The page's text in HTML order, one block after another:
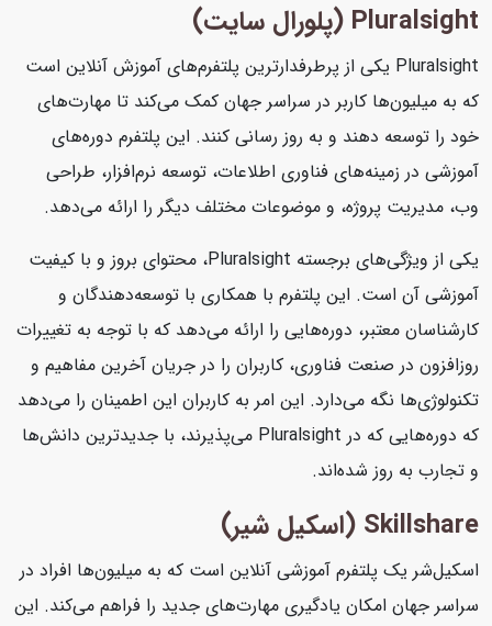
Pluralsight (پلورال سایت)
Pluralsight یکی از پرطرفدارترین پلتفرم‌های آموزش آنلاین است
که به میلیون‌ها کاربر در سراسر جهان کمک می‌کند تا مهارت‌های
خود را توسعه دهند و به روز رسانی کنند. این پلتفرم دوره‌های
آموزشی در زمینه‌های فناوری اطلاعات، توسعه نرم‌افزار، طراحی
وب، مدیریت پروژه، و موضوعات مختلف دیگر را ارائه می‌دهد.
یکی از ویژگی‌های برجسته Pluralsight، محتوای بروز و با کیفیت
آموزشی آن است. این پلتفرم با همکاری با توسعه‌دهندگان و
کارشناسان معتبر، دوره‌هایی را ارائه می‌دهد که با توجه به تغییرات
روزافزون در صنعت فناوری، کاربران را در جریان آخرین مفاهیم و
تکنولوژی‌ها نگه می‌دارد. این امر به کاربران این اطمینان را می‌دهد
که دوره‌هایی که در Pluralsight می‌پذیرند، با جدیدترین دانش‌ها
و تجارب به روز شده‌اند.
Skillshare (اسکیل شیر)
اسکیل‌شر یک پلتفرم آموزشی آنلاین است که به میلیون‌ها افراد در
سراسر جهان امکان یادگیری مهارت‌های جدید را فراهم می‌کند. این